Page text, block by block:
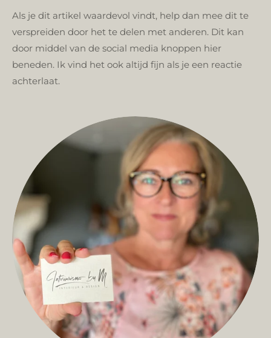
Als je dit artikel waardevol vindt, help dan mee dit te
verspreiden door het te delen met anderen. Dit kan
door middel van de social media knoppen hier
beneden. Ik vind het ook altijd fijn als je een reactie
achterlaat.